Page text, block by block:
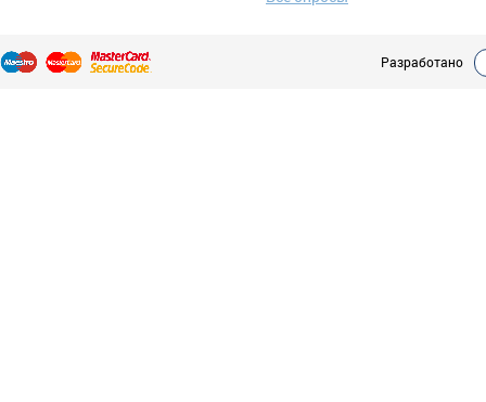
Разработано